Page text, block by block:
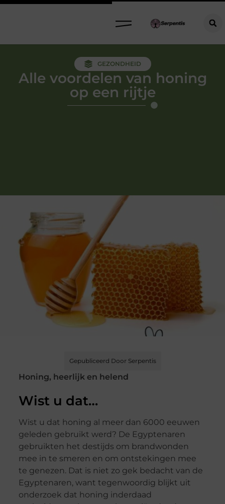
GEZONDHEID
Alle voordelen van honing
op een rijtje
Gepubliceerd Door Serpentis
Honing, heerlijk en helend
Wist u dat…
Wist u dat honing al meer dan 6000 eeuwen
geleden gebruikt werd? De Egyptenaren
gebruikten het destijds om brandwonden
mee in te smeren en om ontstekingen mee
te genezen. Dat is niet zo gek bedacht van de
Egyptenaren, want tegenwoordig blijkt uit
onderzoek dat honing inderdaad